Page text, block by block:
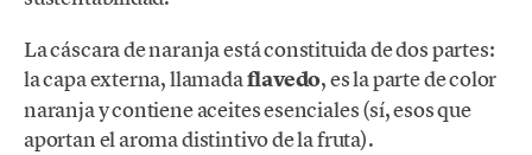
La cáscara de naranja está constituida de dos partes:
la capa externa, llamadaflavedo, es la parte de color
naranja y contiene aceites esenciales (sí, esos que
aportan el aroma distintivo de la fruta).